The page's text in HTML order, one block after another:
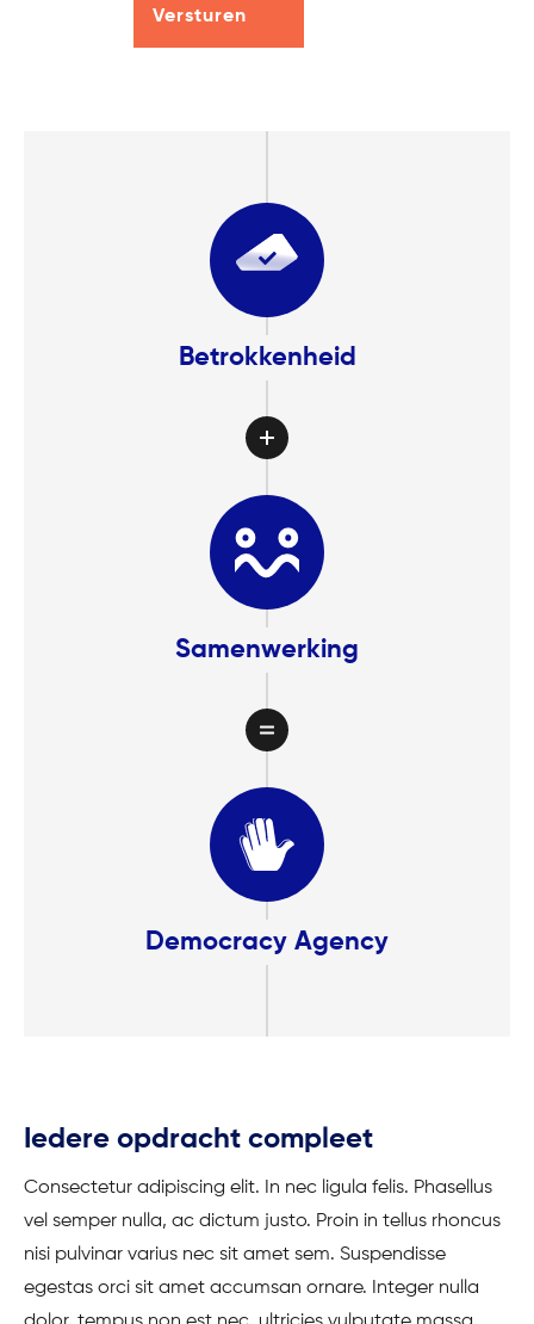
Betrokkenheid
Samenwerking
Democracy Agency
Iedere opdracht compleet
Consectetur adipiscing elit. In nec ligula felis. Phasellus
vel semper nulla, ac dictum justo. Proin in tellus rhoncus
nisi pulvinar varius nec sit amet sem. Suspendisse
egestas orci sit amet accumsan ornare. Integer nulla